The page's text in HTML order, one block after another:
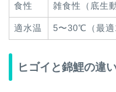
食性 雑食性（底生
適水温 5〜30℃（最適
ヒゴイと錦鯉の違